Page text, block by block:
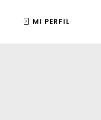
MI PERFIL